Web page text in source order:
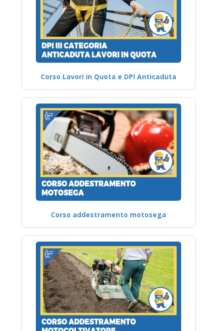
Corso Lavori in Quota e DPI Anticaduta
Corso addestramento motosega